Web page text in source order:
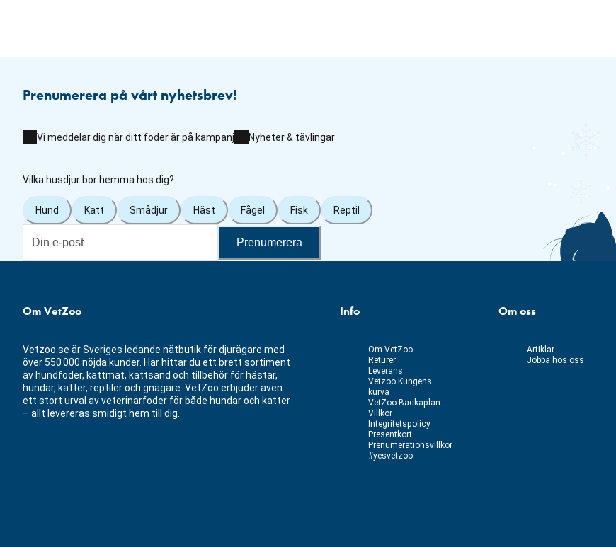
Prenumerera på vårt nyhetsbrev!
Vi meddelar dig när ditt foder är på kampanj Nyheter & tävlingar
Vilka husdjur bor hemma hos dig?
Hund Katt Smådjur Häst Fågel Fisk Reptil
Prenumerera
Om VetZoo
Vetzoo.se är Sveriges ledande nätbutik för djurägare med
över 550 000 nöjda kunder. Här hittar du ett brett sortiment
av hundfoder, kattmat, kattsand och tillbehör för hästar,
hundar, katter, reptiler och gnagare. VetZoo erbjuder även
ett stort urval av veterinärfoder för både hundar och katter
– allt levereras smidigt hem till dig.
Info
Om VetZoo
Returer
Leverans
Vetzoo Kungens
kurva
VetZoo Backaplan
Villkor
Integritetspolicy
Presentkort
Prenumerationsvillkor
#yesvetzoo
Om oss
Artiklar
Jobba hos oss